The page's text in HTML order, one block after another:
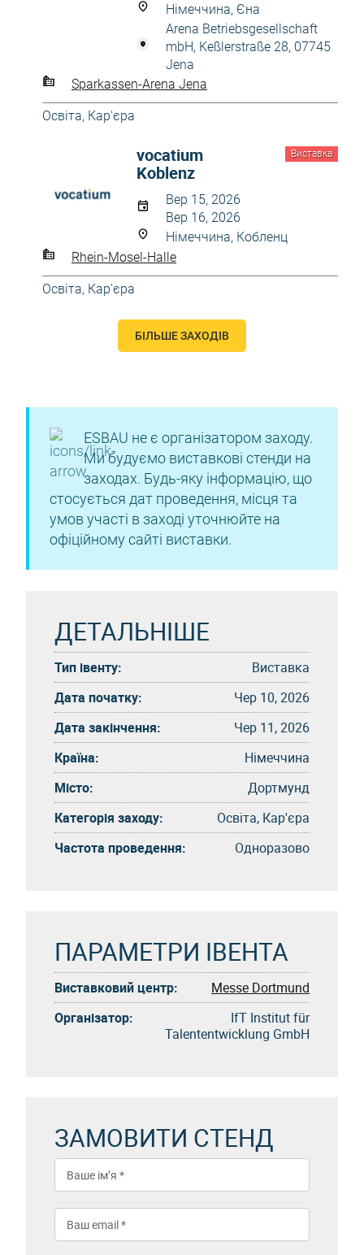
Німеччина, Єна
Arena Betriebsgesellschaft
mbH, Keßlerstraße 28, 07745
Jena
Sparkassen-Arena Jena
Освіта, Кар'єра
Виставка
vocatium
Koblenz
Вер 15, 2026
Вер 16, 2026
Німеччина, Кобленц
Rhein-Mosel-Halle
Освіта, Кар'єра
БІЛЬШЕ ЗАХОДІВ
ESBAU не є організатором заходу.
Ми будуємо виставкові стенди на
заходах. Будь-яку інформацію, що
стосується дат проведення, місця та
умов участі в заході уточнюйте на
офіційному сайті виставки.
ДЕТАЛЬНІШЕ
Тип івенту:
Виставка
Дата початку:
Чер 10, 2026
Дата закінчення:
Чер 11, 2026
Країна:
Німеччина
Місто:
Дортмунд
Категорія заходу:
Освіта, Кар'єра
Частота проведення:
Одноразово
ПАРАМЕТРИ ІВЕНТА
Виставковий центр:
Messe Dortmund
Організатор:
IfT Institut für
Talententwicklung GmbH
ЗАМОВИТИ СТЕНД